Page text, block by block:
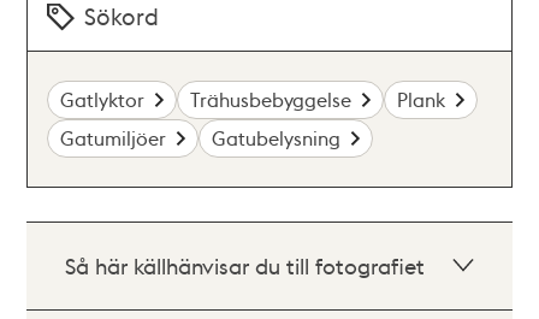
Sökord
Gatlyktor Trähusbebyggelse
Plank
Gatumiljöer
Gatubelysning
Så här källhänvisar du till fotografiet